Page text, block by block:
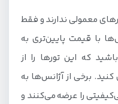
معمولی ندارند و فقط
با قیمت پایین‌تری به
که این تورها را از
برخی از آژانس‌ها به
را عرضه می‌کنند و